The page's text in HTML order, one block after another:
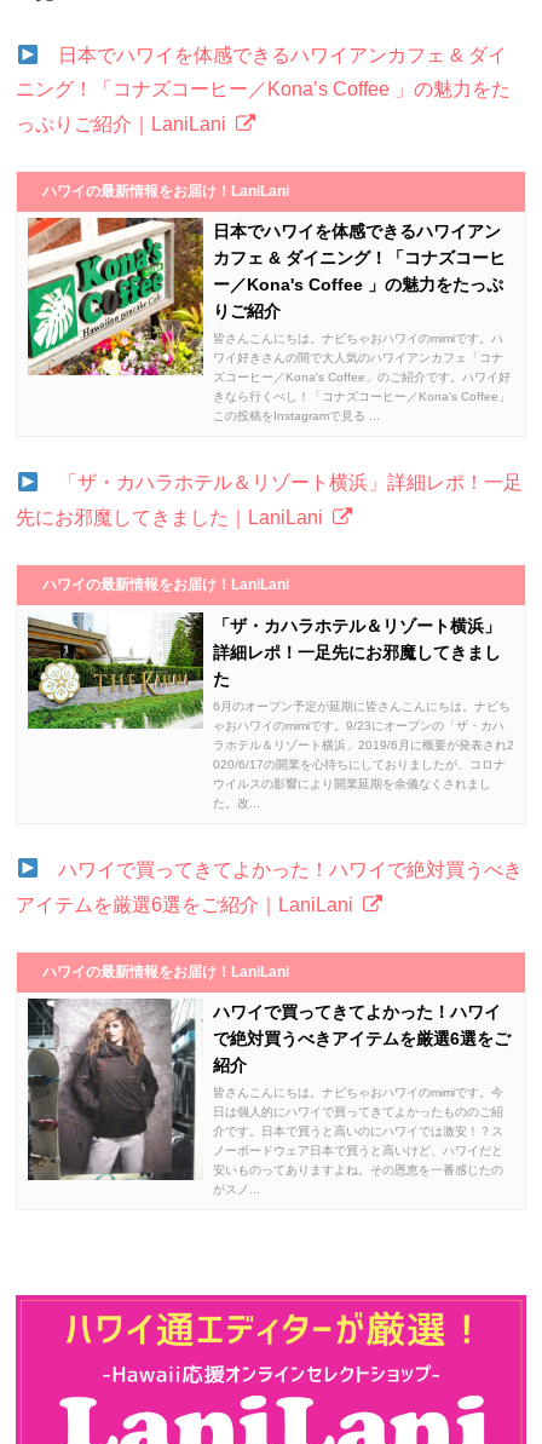
日本でハワイを体感できるハワイアンカフェ & ダイ
ニング！「コナズコーヒー／Kona’s Coffee 」の魅力をた
っぷりご紹介｜LaniLani
ハワイの最新情報をお届け！LaniLani
日本でハワイを体感できるハワイアン
カフェ & ダイニング！「コナズコーヒ
ー／Kona's Coffee 」の魅力をたっぷ
りご紹介
皆さんこんにちは。ナビちゃおハワイのmimiです。ハ
ワイ好きさんの間で大人気のハワイアンカフェ「コナ
ズコーヒー／Kona's Coffee」のご紹介です。ハワイ好
きなら行くべし！「コナズコーヒー／Kona's Coffee」
この投稿をInstagramで見る ...
「ザ・カハラホテル＆リゾート横浜」詳細レポ！一足
先にお邪魔してきました｜LaniLani
ハワイの最新情報をお届け！LaniLani
「ザ・カハラホテル＆リゾート横浜」
詳細レポ！一足先にお邪魔してきまし
た
6月のオープン予定が延期に皆さんこんにちは。ナビち
ゃおハワイのmimiです。9/23にオープンの「ザ・カハ
ラホテル＆リゾート横浜」2019/6月に概要が発表され2
020/6/17の開業を心待ちにしておりましたが、コロナ
ウイルスの影響により開業延期を余儀なくされまし
た。改...
ハワイで買ってきてよかった！ハワイで絶対買うべき
アイテムを厳選6選をご紹介｜LaniLani
ハワイの最新情報をお届け！LaniLani
ハワイで買ってきてよかった！ハワイ
で絶対買うべきアイテムを厳選6選をご
紹介
皆さんこんにちは。ナビちゃおハワイのmimiです。今
日は個人的にハワイで買ってきてよかったもののご紹
介です。日本で買うと高いのにハワイでは激安！？ス
ノーボードウェア日本で買うと高いけど、ハワイだと
安いものってありますよね。その恩恵を一番感じたの
がスノ...